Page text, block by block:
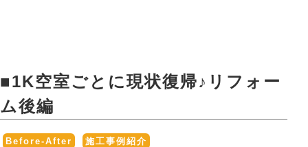
■1K空室ごとに現状復帰♪リフォー
ム後編
Before-After 施工事例紹介